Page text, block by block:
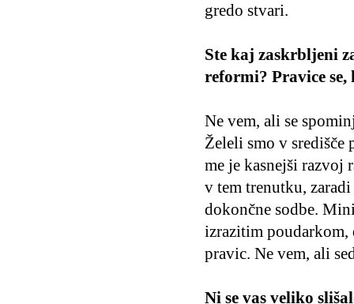
gredo stvari.
Ste kaj zaskrbljeni
reformi? Pravice se,
Ne vem, ali se
Želeli smo v
me je kasnejši razvoj
v tem trenutku,
dokončne sodbe.
izrazitim poudarkom,
pravic. Ne vem, ali
Ni se vas veliko